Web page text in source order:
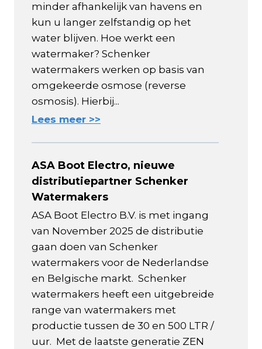
minder afhankelijk van havens en
kun u langer zelfstandig op het
water blijven. Hoe werkt een
watermaker? Schenker
watermakers werken op basis van
omgekeerde osmose (reverse
osmosis). Hierbij...
Lees meer >>
ASA Boot Electro, nieuwe
distributiepartner Schenker
Watermakers
ASA Boot Electro B.V. is met ingang
van November 2025 de distributie
gaan doen van Schenker
watermakers voor de Nederlandse
en Belgische markt. Schenker
watermakers heeft een uitgebreide
range van watermakers met
productie tussen de 30 en 500 LTR /
uur. Met de laatste generatie ZEN